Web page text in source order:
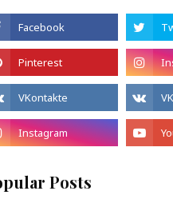
Posts